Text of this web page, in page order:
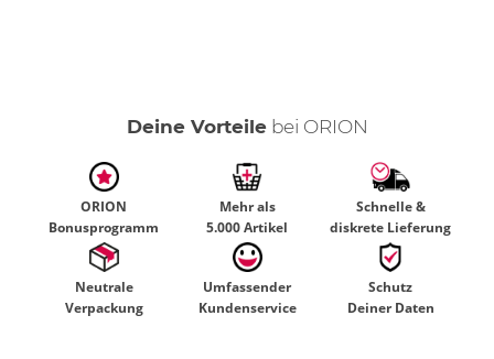
Deine Vorteilebei ORION
ORION
Bonusprogramm
Mehr als
5.000 Artikel
Schnelle &
diskrete Lieferung
Neutrale
Verpackung
Umfassender
Kundenservice
Schutz
Deiner Daten